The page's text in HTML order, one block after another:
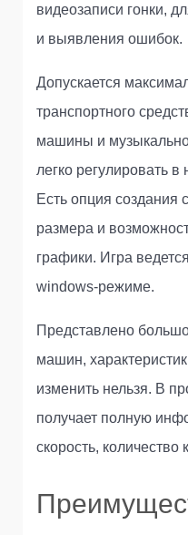
видеозаписи гонки,
и выявления ошибок.
Допускается
транспортного
машины и
легко регулировать в
Есть опция создания
размера и
графики. Игра
windows-режиме.
Представлено
машин,
изменить нельзя. В
получает полную
скорость, количество